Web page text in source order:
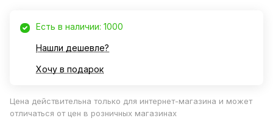
Есть в наличии: 1000
Нашли дешевле?
Хочу в подарок
Цена действительна только для интернет-магазина и может
отличаться от цен в розничных магазинах